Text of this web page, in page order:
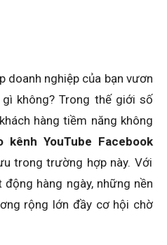
doanh nghiệp của bạn vươn
không? Trong thế giới số
hàng tiềm năng không
kênh YouTube Facebook
trong trường hợp này. Với
hàng ngày, những nền
rộng lớn đầy cơ hội chờ